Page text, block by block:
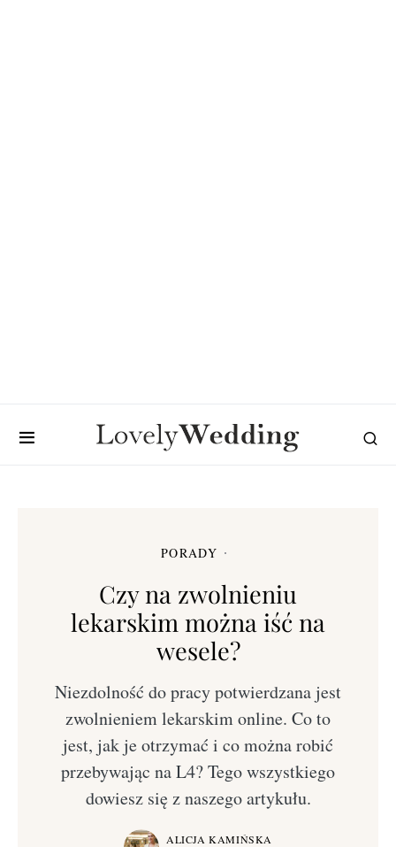
PORADY
Czy na zwolnieniu
lekarskim można iść na
wesele?
Niezdolność do pracy potwierdzana jest
zwolnieniem lekarskim online. Co to
jest, jak je otrzymać i co można robić
przebywając na L4? Tego wszystkiego
dowiesz się z naszego artykułu.
ALICJA KAMIŃSKA